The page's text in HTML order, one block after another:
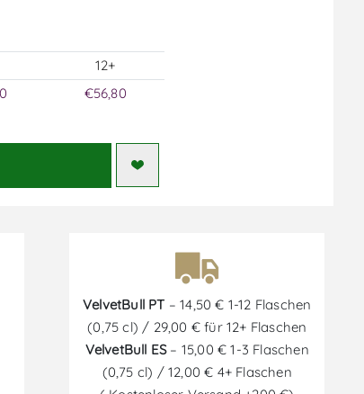
12+
€56,80
VelvetBull PT – 14,50 € 1-12 Flaschen
(0,75 cl) / 29,00 € für 12+ Flaschen
VelvetBull ES– 15,00 € 1-3 Flaschen
(0,75 cl) / 12,00 € 4+ Flaschen